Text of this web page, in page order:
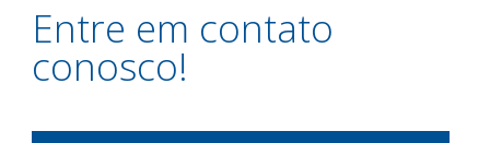
Entre em contato
conosco!